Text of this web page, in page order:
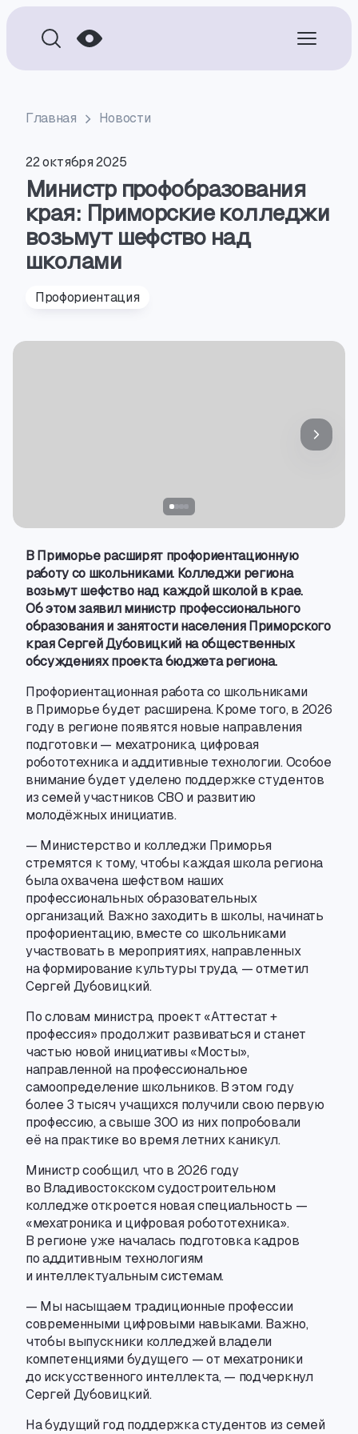
Главная Новости
22 октября 2025
Министр профобразования
края: Приморские колледжи
возьмут шефство над
школами
Профориентация
В Приморье расширят профориентационную
работу со школьниками. Колледжи региона
возьмут шефство над каждой школой в крае.
Об этом заявил министр профессионального
образования и занятости населения Приморского
края Сергей Дубовицкий на общественных
обсуждениях проекта бюджета региона.
Профориентационная работа со школьниками
в Приморье будет расширена. Кроме того, в 2026
году в регионе появятся новые направления
подготовки — мехатроника, цифровая
робототехника и аддитивные технологии. Особое
внимание будет уделено поддержке студентов
из семей участников СВО и развитию
молодёжных инициатив.
— Министерство и колледжи Приморья
стремятся к тому, чтобы каждая школа региона
была охвачена шефством наших
профессиональных образовательных
организаций. Важно заходить в школы, начинать
профориентацию, вместе со школьниками
участвовать в мероприятиях, направленных
на формирование культуры труда, — отметил
Сергей Дубовицкий.
По словам министра, проект «Аттестат +
профессия» продолжит развиваться и станет
частью новой инициативы «Мосты»,
направленной на профессиональное
самоопределение школьников. В этом году
более 3 тысяч учащихся получили свою первую
профессию, а свыше 300 из них попробовали
её на практике во время летних каникул.
Министр сообщил, что в 2026 году
во Владивостокском судостроительном
колледже откроется новая специальность —
«мехатроника и цифровая робототехника».
В регионе уже началась подготовка кадров
по аддитивным технологиям
и интеллектуальным системам.
— Мы насыщаем традиционные профессии
современными цифровыми навыками. Важно,
чтобы выпускники колледжей владели
компетенциями будущего — от мехатроники
до искусственного интеллекта, — подчеркнул
Сергей Дубовицкий.
На будущий год поддержка студентов из семей